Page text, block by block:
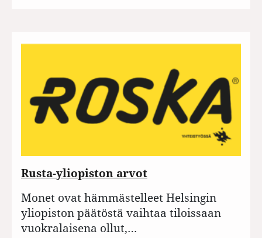
Rusta-yliopiston arvot
Monet ovat hämmästelleet Helsingin
yliopiston päätöstä vaihtaa tiloissaan
vuokralaisena ollut,…